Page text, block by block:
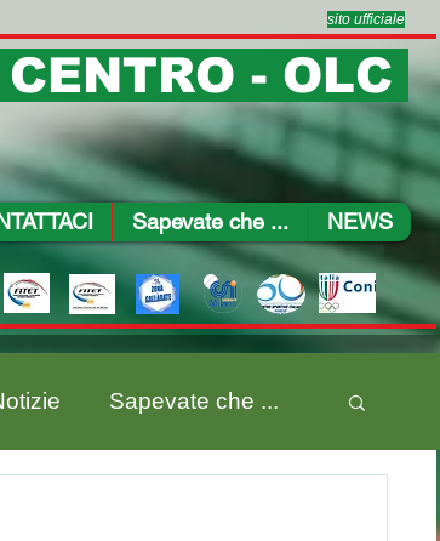
sito ufficiale
- OLC
Sapevate che ... NEWS
Sapevate che ...